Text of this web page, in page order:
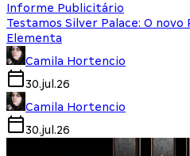
Informe Publicitário
Testamos Silver Palace: O
Elementa
Camila Hortencio
30.jul.26
Camila Hortencio
30.jul.26